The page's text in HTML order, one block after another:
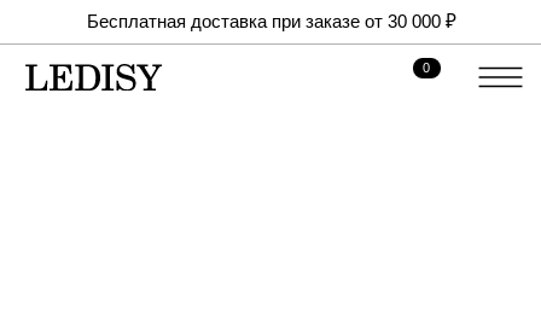
Бесплатная доставка при заказе от 30 000 ₽
0